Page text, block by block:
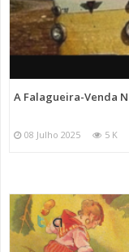
A Falagueira-Venda
08 Julho 2025 5 K